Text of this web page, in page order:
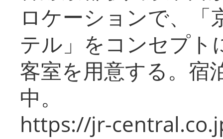
ロケーションで、「
テル」をコンセプト
客室を用意する。宿
中。
https://jr-